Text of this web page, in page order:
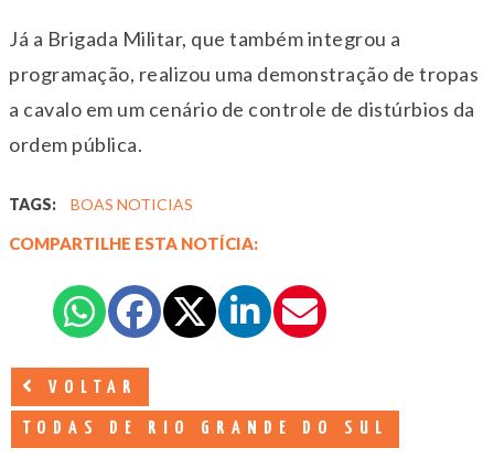
Já a Brigada Militar, que também integrou a
programação, realizou uma demonstração de tropas
a cavalo em um cenário de controle de distúrbios da
ordem pública.
TAGS: BOAS NOTICIAS
COMPARTILHE ESTA NOTÍCIA:
VOLTAR
TODAS DE RIO GRANDE DO SUL